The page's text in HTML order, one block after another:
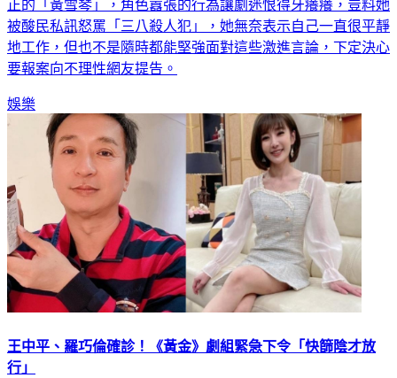
正的「黃雪琴」，角色囂張的行為讓劇迷恨得牙癢癢，豈料她
被酸民私訊怒罵「三八殺人犯」，她無奈表示自己一直很平靜
地工作，但也不是隨時都能堅強面對這些激進言論，下定決心
要報案向不理性網友提告。
娛樂
王中平、羅巧倫確診！《黃金》劇組緊急下令「快篩陰才放
行」